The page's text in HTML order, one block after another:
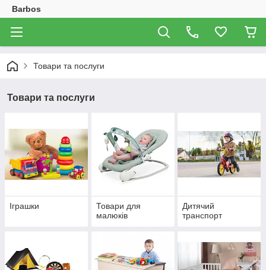
Barbos
Товари та послуги
Товари та послуги
Іграшки
Товари для
малюків
Дитячий
транспорт